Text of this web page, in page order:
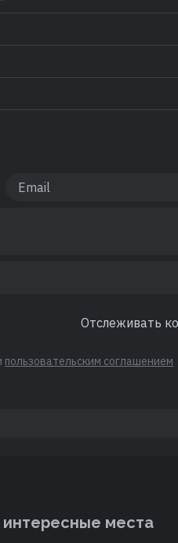
Отслеживать
пользовательским соглашением
места